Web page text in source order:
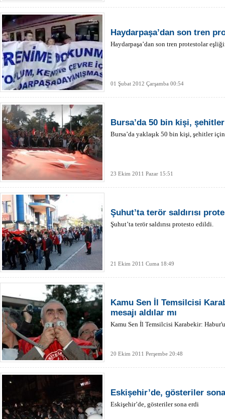
Haydarpaşa’dan son tren
Haydarpaşa’dan son tren protestolar
01 Şubat 2012 Çarşamba 00:54
Bursa’da 50 bin kişi,
Bursa’da yaklaşık 50 bin kişi, şehitler
23 Ekim 2011 Pazar 15:51
Şuhut’ta terör saldırısı
Şuhut’ta terör saldırısı protesto edildi.
21 Ekim 2011 Cuma 18:49
Kamu Sen İl Temsilcisi
mesajı aldılar mı
Kamu Sen İl Temsilcisi Karabekir:
20 Ekim 2011 Perşembe 20:48
Eskişehir’de, gösteriler
Eskişehir’de, gösteriler sona erdi